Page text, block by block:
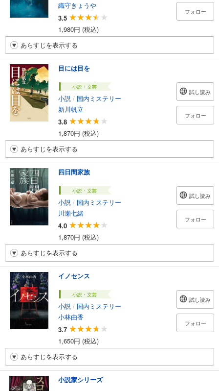
織守きょうや
3.5
1,980円 (税込)
フォロー
あらすじを表示する
目には目を
小説・文芸
小説 / 国内ミステリー
新川帆立
3.8
1,870円 (税込)
試し読み
フォロー
あらすじを表示する
四日間家族
小説・文芸
小説 / 国内ミステリー
川瀬七緒
4.0
1,870円 (税込)
試し読み
フォロー
あらすじを表示する
イノセンス
小説・文芸
小説 / 国内ミステリー
小林由香
3.7
1,650円 (税込)
試し読み
フォロー
あらすじを表示する
小説家シリーズ